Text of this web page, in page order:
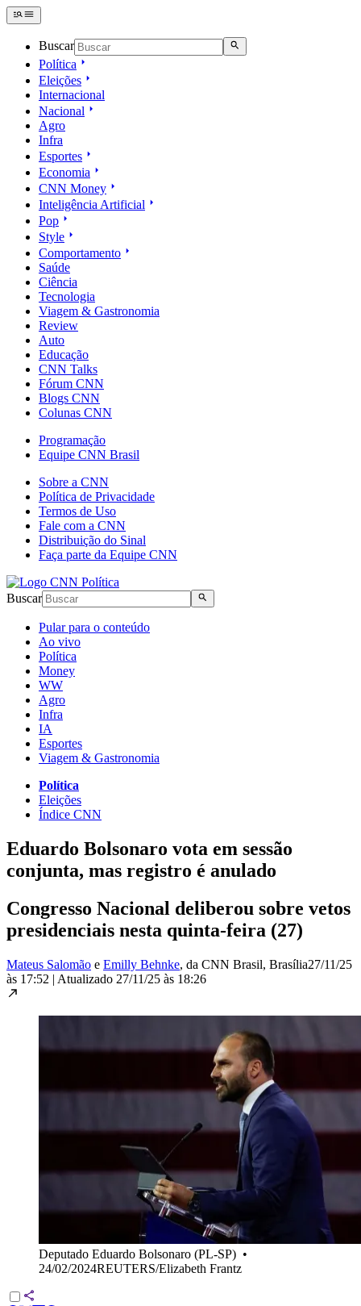
Buscar
Política
Eleições
Internacional
Nacional
Agro
Infra
Esportes
Economia
CNN Money
Inteligência Artificial
Pop
Style
Comportamento
Saúde
Ciência
Tecnologia
Viagem & Gastronomia
Review
Auto
Educação
CNN Talks
Fórum CNN
Blogs CNN
Colunas CNN
Programação
Equipe CNN Brasil
Sobre a CNN
Política de Privacidade
Termos de Uso
Fale com a CNN
Distribuição do Sinal
Faça parte da Equipe CNN
Buscar
Pular para o conteúdo
Ao vivo
Política
Money
WW
Agro
Infra
IA
Esportes
Viagem & Gastronomia
Política
Eleições
Índice CNN
Eduardo Bolsonaro vota em sessão
conjunta, mas registro é anulado
Congresso Nacional deliberou sobre vetos
presidenciais nesta quinta-feira (27)
Mateus Salomão e Emilly Behnke, da CNN Brasil, Brasília27/11/25
às 17:52 | Atualizado 27/11/25 às 18:26
Deputado Eduardo Bolsonaro (PL-SP) •
24/02/2024REUTERS/Elizabeth Frantz